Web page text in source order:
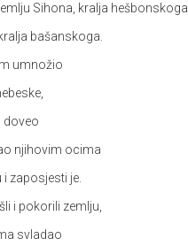
Sihona, kralja hešbonskoga,
bašanskoga.
umnožio
doveo
njihovim ocima
i zaposjesti je.
i pokorili zemlju,
svladao